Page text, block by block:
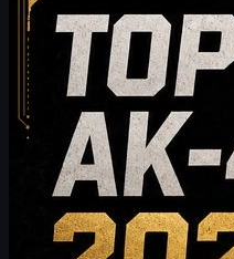
2026'da Satın Almaya
Bütçe Dostu
2026'da satın almaya değer
dostu seçeneklerden üst
kılavuz, CS2 oyuncularının
seçmelerine yardımcı olmak
piyasa değeri ve satın alma
Mayıs 20, 2026